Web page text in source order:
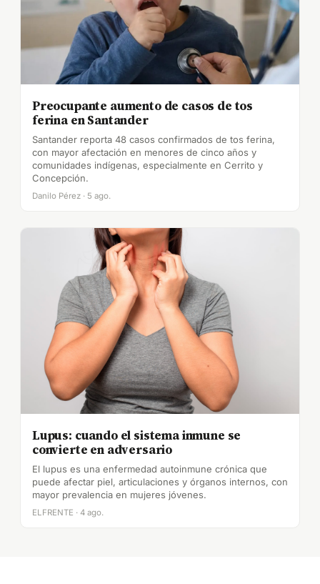
Preocupante aumento de casos de tos
ferina en Santander
Santander reporta 48 casos confirmados de tos ferina,
con mayor afectación en menores de cinco años y
comunidades indígenas, especialmente en Cerrito y
Concepción.
Danilo Pérez · 5 ago.
Lupus: cuando el sistema inmune se
convierte en adversario
El lupus es una enfermedad autoinmune crónica que
puede afectar piel, articulaciones y órganos internos, con
mayor prevalencia en mujeres jóvenes.
ELFRENTE · 4 ago.